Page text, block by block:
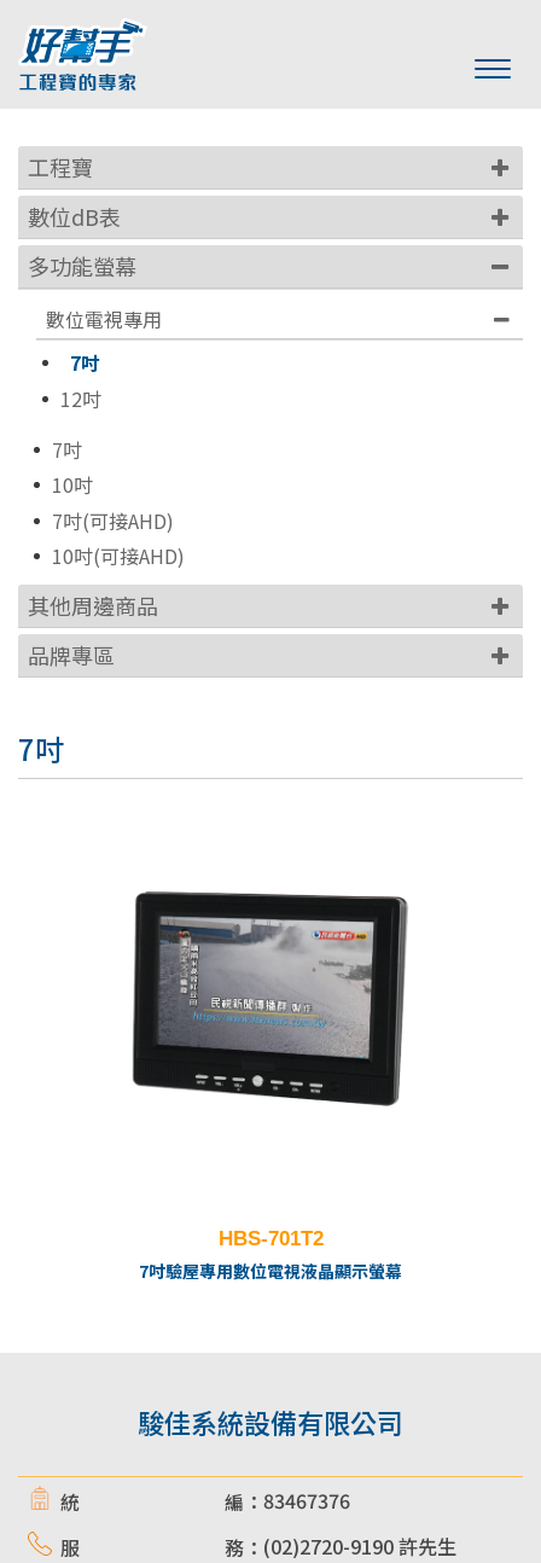
工程寶
數位dB表
多功能螢幕
數位電視專用
7吋
12吋
7吋
10吋
7吋(可接AHD)
10吋(可接AHD)
其他周邊商品
品牌專區
7吋
HBS-701T2
7吋驗屋專用數位電視液晶顯示螢幕
駿佳系統設備有限公司
統 編： 83467376
服 務： (02)2720-9190 許先生